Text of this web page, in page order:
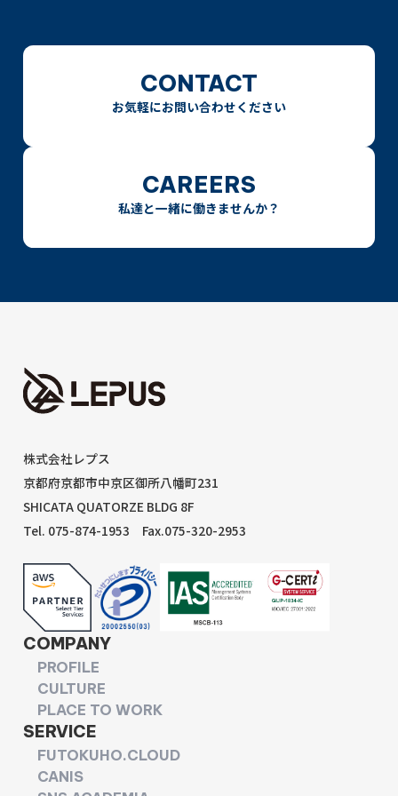
CONTACT
お気軽にお問い合わせください
CAREERS
私達と一緒に働きませんか？
株式会社レプス
京都府京都市中京区御所八幡町231
SHICATA QUATORZE BLDG 8F
Tel. 075-874-1953 Fax.075-320-2953
COMPANY
PROFILE
CULTURE
PLACE TO WORK
SERVICE
FUTOKUHO.CLOUD
CANIS